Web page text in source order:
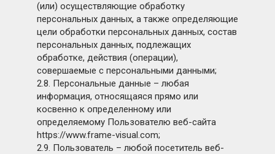
(или) осуществляющие обработку
персональных данных, а также определяющие
цели обработки персональных данных, состав
персональных данных, подлежащих
обработке, действия (операции),
совершаемые с персональными данными;
2.8. Персональные данные – любая
информация, относящаяся прямо или
косвенно к определенному или
определяемому Пользователю веб-сайта
https://www.frame-visual.com;
2.9. Пользователь – любой посетитель веб-